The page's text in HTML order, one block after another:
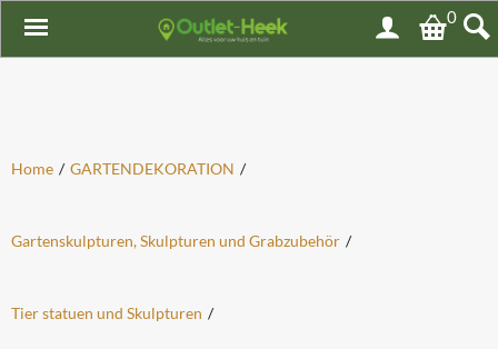
0
Home / GARTENDEKORATION /
Gartenskulpturen, Skulpturen und Grabzubehör /
Tier statuen und Skulpturen /